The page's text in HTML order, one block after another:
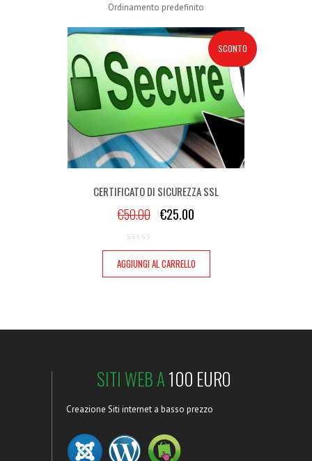
Ordinamento predefinito
SCONTO
CERTIFICATO DI SICUREZZA SSL
€50.00 €25.00
AGGIUNGI AL CARRELLO
SITI WEB A100 EURO
Creazione Siti internet a basso prezzo